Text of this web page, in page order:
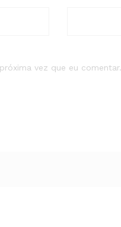
vez que eu comentar.